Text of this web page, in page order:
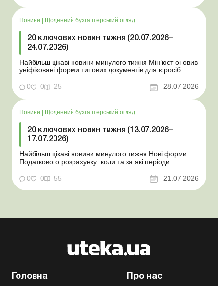
Новини Щоденний бухгалтерський огляд
20 ключових новин тижня (20.07.2026–
24.07.2026)
Найбільш цікаві новини минулого тижня Мін’юст оновив
уніфіковані форми типових документів для юросіб
координаційного центру з організації бронювання У
працівника виявлено статус «у розшуку»: що потрібно
0 0 25 28.07.2026
Новини | Щоденний бухгалтерський огляд
20 ключових новин тижня (13.07.2026–
17.07.2026)
Найбільш цікаві новини минулого тижня Нові форми
Податкового розрахунку: коли та за які періоди
відстрочки від призову під час мобілізації удосконалено
Кабмін утворив Координаційний центр з організації
бронювання військовозобов’язаних Верховна ...
0 0 55 21.07.2026
Головна Про нас